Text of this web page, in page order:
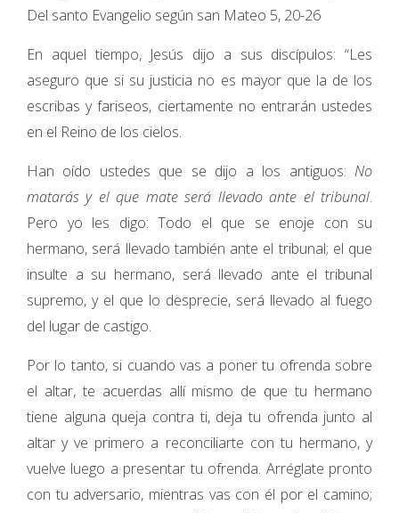
Del santo Evangelio según san Mateo 5, 20-26
En aquel tiempo, Jesús dijo a sus discípulos: “Les
aseguro que si su justicia no es mayor que la de los
escribas y fariseos, ciertamente no entrarán ustedes
en el Reino de los cielos.
Han oído ustedes que se dijo a los antiguos: No
matarás y el que mate será llevado ante el tribunal.
Pero yo les digo: Todo el que se enoje con su
hermano, será llevado también ante el tribunal; el que
insulte a su hermano, será llevado ante el tribunal
supremo, y el que lo desprecie, será llevado al fuego
del lugar de castigo.
Por lo tanto, si cuando vas a poner tu ofrenda sobre
el altar, te acuerdas allí mismo de que tu hermano
tiene alguna queja contra ti, deja tu ofrenda junto al
altar y ve primero a reconciliarte con tu hermano, y
vuelve luego a presentar tu ofrenda. Arréglate pronto
con tu adversario, mientras vas con él por el camino;